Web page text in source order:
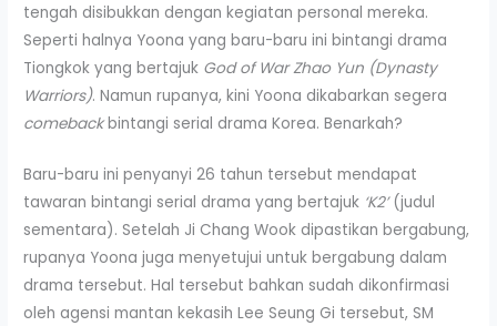
tengah disibukkan dengan kegiatan personal mereka.
Seperti halnya Yoona yang baru-baru ini bintangi drama
Tiongkok yang bertajuk God of War Zhao Yun (Dynasty
Warriors). Namun rupanya, kini Yoona dikabarkan segera
comebackbintangi serial drama Korea. Benarkah?
Baru-baru ini penyanyi 26 tahun tersebut mendapat
tawaran bintangi serial drama yang bertajuk ‘K2’(judul
sementara). Setelah Ji Chang Wook dipastikan bergabung,
rupanya Yoona juga menyetujui untuk bergabung dalam
drama tersebut. Hal tersebut bahkan sudah dikonfirmasi
oleh agensi mantan kekasih Lee Seung Gi tersebut, SM